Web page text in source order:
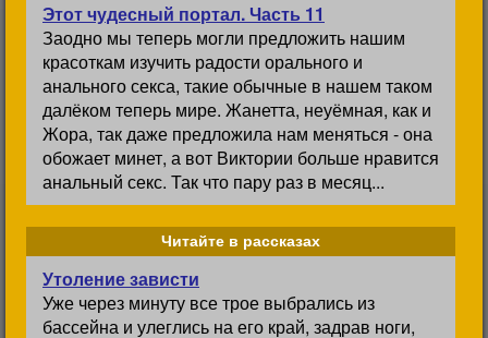
Этот чудесный портал. Часть 11
Заодно мы теперь могли предложить нашим
красоткам изучить радости орального и
анального секса, такие обычные в нашем таком
далёком теперь мире. Жанетта, неуёмная, как и
Жора, так даже предложила нам меняться - она
обожает минет, а вот Виктории больше нравится
анальный секс. Так что пару раз в месяц...
Читайте в рассказах
Утоление зависти
Уже через минуту все трое выбрались из
бассейна и улеглись на его край, задрав ноги,